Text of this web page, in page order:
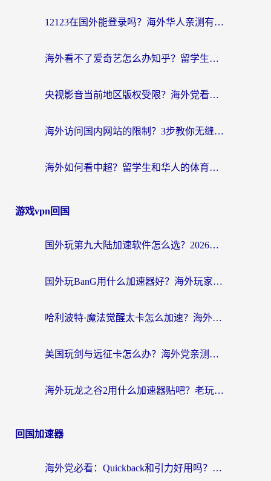
12123在国外能登录吗？海外华人亲测有效的回国加速器选择指南
海外看不了爱奇艺怎么办知乎？留学生亲测有效的回国加速方案
央视影音当前地区版权受限？海外党看国内剧、追电视台的终极解决方案
海外访问国内网站的限制？3步教你无缝解锁国内资源（附实测最优工具）
海外如何看中超？留学生和华人的体育赛事观看终极指南（附欧洲杯奥运会观看技巧）
游戏vpn回国
国外玩第九大陆加速软件怎么选？2026终极指南帮你告别延迟卡顿
国外玩BanG用什么加速器好？海外玩家亲测的国服游戏加速终极方案
哈利波特·魔法觉醒太卡怎么加速？海外党亲测有效的国服游戏加速指南
美国玩剑与远征卡怎么办？海外党亲测有效的国服游戏加速指南
海外玩龙之谷2用什么加速器贴吧？老玩家实测推荐，附新加坡猎魂觉醒国外剑与远征加速攻略
回国加速器
海外党必看：Quickback和引力好用吗？3分钟搞懂回国加速器怎么选